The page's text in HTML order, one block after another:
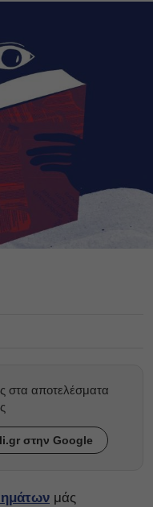
στα αποτελέσματα
στην Google
μάς